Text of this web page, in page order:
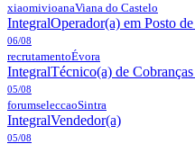
xiaomivioanaViana do Castelo
IntegralOperador(a) em Posto
06/08
recrutamentoÉvora
IntegralTécnico(a) de
05/08
forumseleccaoSintra
IntegralVendedor(a)
05/08